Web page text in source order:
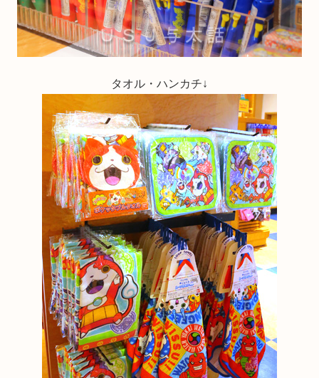
タオル・ハンカチ↓